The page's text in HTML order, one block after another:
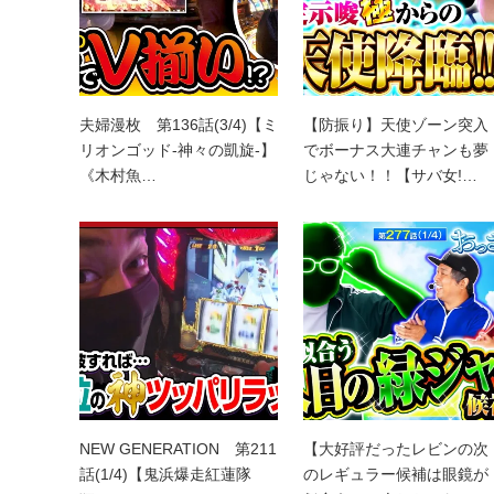
夫婦漫枚 第136話(3/4)【ミ
リオンゴッド‐神々の凱旋‐】
《木村魚…
【防振り】天使ゾーン突入
でボーナス大連チャンも夢
じゃない！！【サバ女!…
NEW GENERATION 第211
話(1/4)【鬼浜爆走紅蓮隊
【大好評だったレビンの次
のレギュラー候補は眼鏡が